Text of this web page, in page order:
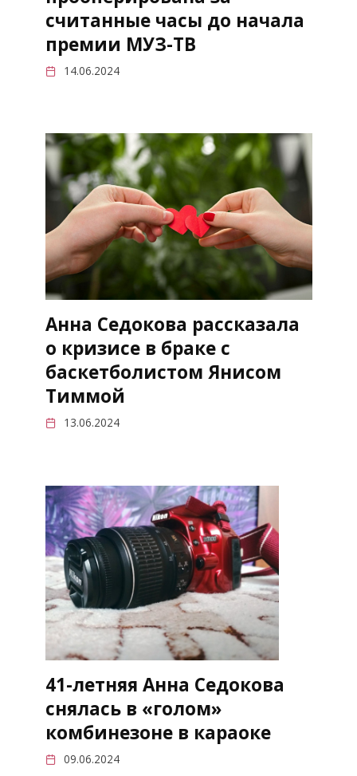
считанные часы до начала
премии МУЗ-ТВ
14.06.2024
Анна Седокова рассказала
о кризисе в браке с
баскетболистом Янисом
Тиммой
13.06.2024
41-летняя Анна Седокова
снялась в «голом»
комбинезоне в караоке
09.06.2024